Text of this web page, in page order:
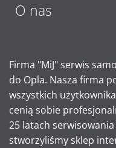
O nas
Firma "MiJ" serwis
do Opla. Nasza firma
wszystkich
cenią sobie
25 latach
stworzyliśmy sklep